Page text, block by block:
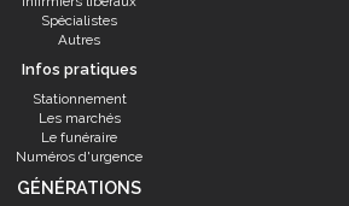
Spécialistes
Autres
Infos pratiques
Stationnement
Les marchés
Le funéraire
Numéros d'urgence
GÉNÉRATIONS